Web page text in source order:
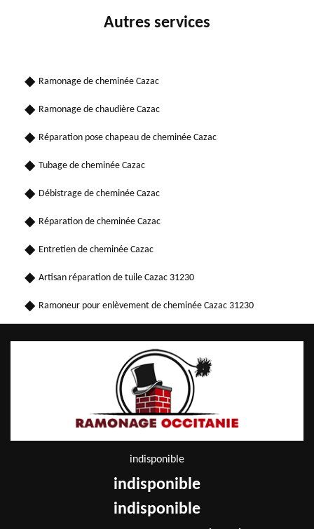
Autres services
Ramonage de cheminée Cazac
Ramonage de chaudière Cazac
Réparation pose chapeau de cheminée Cazac
Tubage de cheminée Cazac
Débistrage de cheminée Cazac
Réparation de cheminée Cazac
Entretien de cheminée Cazac
Artisan réparation de tuile Cazac 31230
Ramoneur pour enlèvement de cheminée Cazac 31230
indisponible
indisponible
indisponible